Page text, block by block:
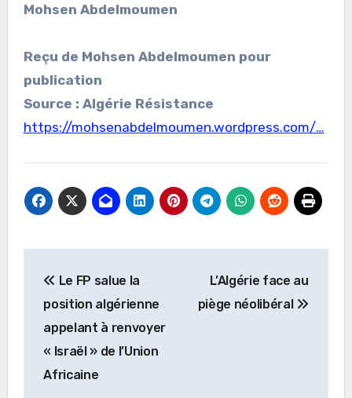
Mohsen Abdelmoumen
Reçu de Mohsen Abdelmoumen pour
publication
Source : Algérie Résistance
https://mohsenabdelmoumen.wordpress.com/…
de
l’article
Le FP salue la
position algérienne
appelant à renvoyer
« Israël » de l’Union
Africaine
L’Algérie face au
piège néolibéral